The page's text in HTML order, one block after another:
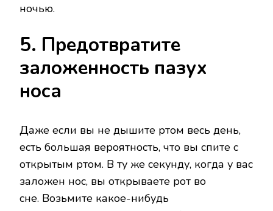
ночью.
5. Предотвратите
заложенность пазух
носа
Даже если вы не дышите ртом весь день,
есть большая вероятность, что вы спите с
открытым ртом. В ту же секунду, когда у вас
заложен нос, вы открываете рот во
сне. Возьмите какое-нибудь